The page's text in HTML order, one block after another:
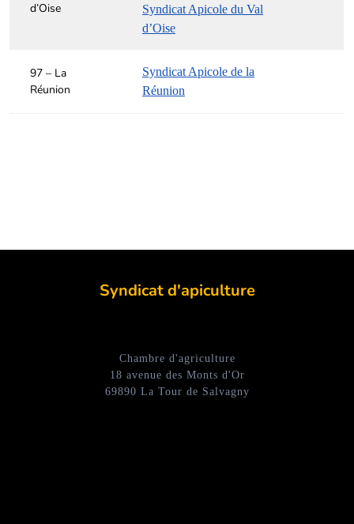
d’Oise
Syndicat Apicole du Val
d’Oise
97 – La
Réunion
Syndicat Apicole de la
Réunion
Syndicat d'apiculture
Chambre d'agriculture
18 avenue des Monts d'Or
69890 La Tour de Salvagny